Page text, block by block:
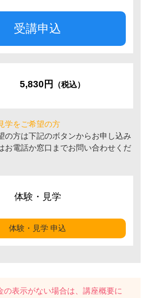
受講申込
5,830円 （税込）
学をご希望の方
の方は下記のボタンからお申し込み
お電話か窓口までお問い合わせくだ
体験・見学
体験・見学 申込
の表示がない場合は、講座概要に